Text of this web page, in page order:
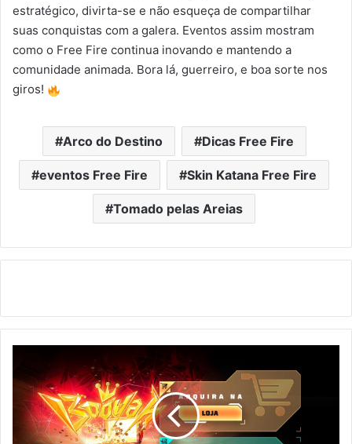
estratégico, divirta-se e não esqueça de compartilhar
suas conquistas com a galera. Eventos assim mostram
como o Free Fire continua inovando e mantendo a
comunidade animada. Bora lá, guerreiro, e boa sorte nos
giros!
Arco do Destino Dicas Free Fire
eventos Free Fire Skin Katana Free Fire
Tomado pelas Areias
Como
Conseguir
Disparo
Final